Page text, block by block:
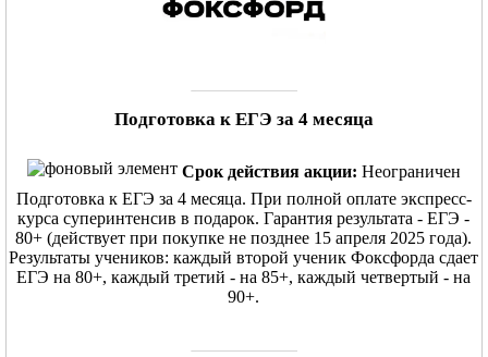
Подготовка к ЕГЭ за 4 месяца
Срок действия акции: Неограничен
Подготовка к ЕГЭ за 4 месяца. При полной оплате экспресс-
курса суперинтенсив в подарок. Гарантия результата - ЕГЭ -
80+ (действует при покупке не позднее 15 апреля 2025 года).
Результаты учеников: каждый второй ученик Фоксфорда сдает
ЕГЭ на 80+, каждый третий - на 85+, каждый четвертый - на
90+.